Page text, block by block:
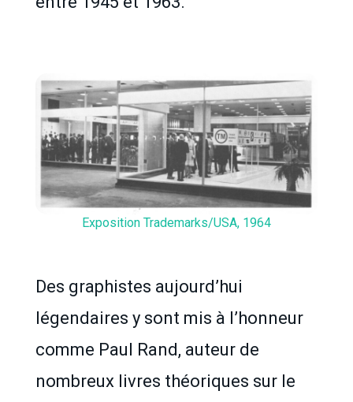
Exposition Trademarks/USA, 1964
Des graphistes aujourd’hui
légendaires y sont mis à l’honneur
comme Paul Rand, auteur de
nombreux livres théoriques sur le